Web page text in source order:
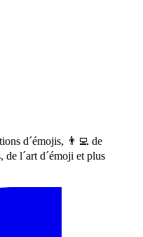
d´émojis, 👨‍💻 de
l´art d´émoji et plus